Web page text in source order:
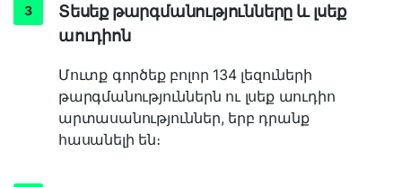
Տեսեք թարգմանությունները և լսեք
աուդիոն
Մուտք գործեք բոլոր 134 լեզուների
թարգմանություններն ու լսեք աուդիո
արտասանություններ, երբ դրանք
հասանելի են։